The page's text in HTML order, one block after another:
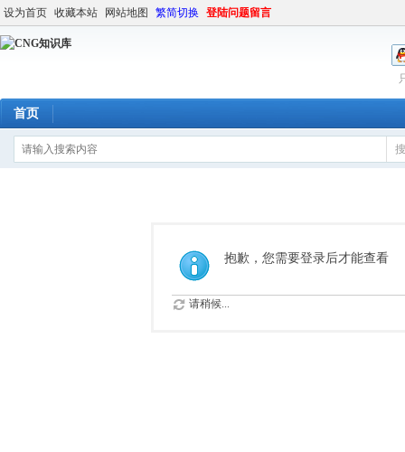
设为首页 收藏本站 网站地图 繁简切换 登陆问题留言
首页
抱歉，您需要登录后才能查看
请稍候...